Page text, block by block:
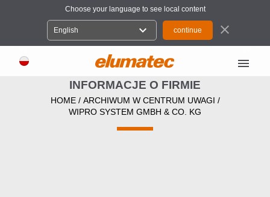
Choose your language to see local content
English expand_more close
menu
INFORMACJE O FIRMIE
HOME/ ARCHIWUM W CENTRUM UWAGI /
WIPRO SYSTEM GMBH & CO. KG